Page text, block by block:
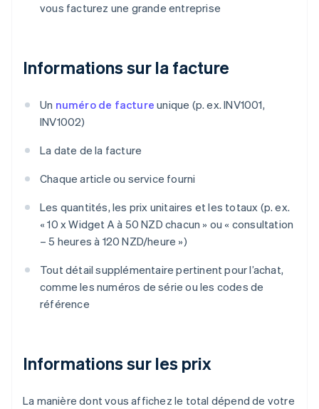
vous facturez une grande entreprise
Informations sur la facture
Un numéro de facture unique (p. ex. INV1001,
INV1002)
La date de la facture
Chaque article ou service fourni
Les quantités, les prix unitaires et les totaux (p. ex.
« 10 x Widget A à 50 NZD chacun » ou « consultation
– 5 heures à 120 NZD/heure »)
Tout détail supplémentaire pertinent pour l’achat,
comme les numéros de série ou les codes de
référence
Informations sur les prix
La manière dont vous affichez le total dépend de votre